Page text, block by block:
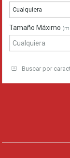
Cualquiera
Tamaño Máximo
Buscar por